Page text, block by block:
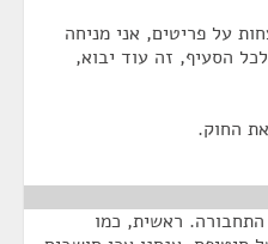
על פריטים, אני מניחה
הסעיף, זה עוד יבוא,
החוק.
ראשית, כמו